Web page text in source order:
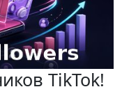
TikTok!